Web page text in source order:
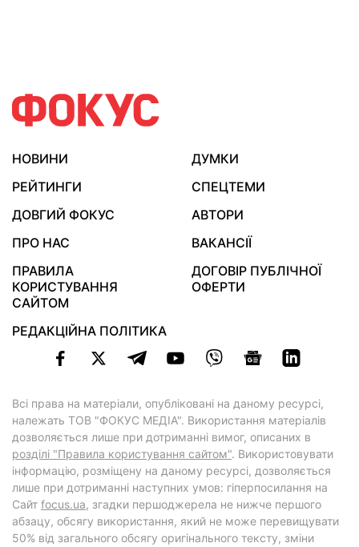
НОВИНИ
ДУМКИ
РЕЙТИНГИ
СПЕЦТЕМИ
ДОВГИЙ ФОКУС
АВТОРИ
ПРО НАС
ВАКАНСІЇ
ПРАВИЛА
КОРИСТУВАННЯ
САЙТОМ
ДОГОВІР ПУБЛІЧНОЇ
ОФЕРТИ
РЕДАКЦІЙНА ПОЛІТИКА
Всі права на матеріали, опубліковані на даному ресурсі,
належать ТОВ "ФОКУС МЕДІА". Використання матеріалів
дозволяється лише при дотриманні вимог, описаних в
розділі "Правила користування сайтом". Використовувати
інформацію, розміщену на даному ресурсі, дозволяється
лише при дотриманні наступних умов: гіперпосилання на
Cайт focus.ua, згадки першоджерела не нижче першого
абзацу, обсягу використання, який не може перевищувати
50% від загального обсягу оригінального тексту, зміни